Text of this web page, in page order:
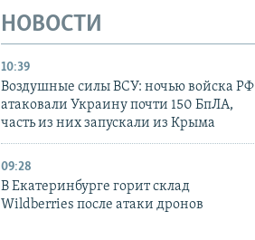
НОВОСТИ
10:39
Воздушные силы ВСУ: ночью войска РФ
атаковали Украину почти 150 БпЛА,
часть из них запускали из Крыма
09:28
В Екатеринбурге горит склад
Wildberries после атаки дронов